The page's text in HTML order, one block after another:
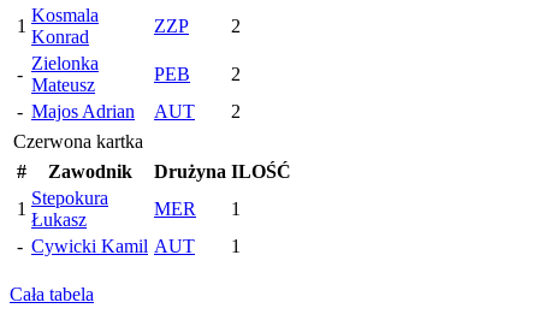
1
Kosmala
Konrad
ZZP 2
-
Zielonka
Mateusz
PEB
2
- Majos Adrian AUT
2
Czerwona kartka
#
Zawodnik Drużyna ILOŚĆ
1
Stepokura
Łukasz
MER
1
- Cywicki Kamil AUT 1
Cała tabela